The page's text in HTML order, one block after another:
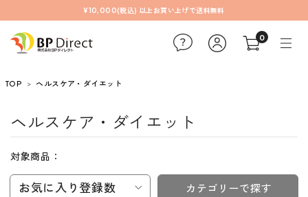
¥10,000(税込) 以上お買い上げで送料無料
0
TOP ヘルスケア・ダイエット
ヘルスケア・ダイエット
対象商品：
お気に入り登録数 カテゴリーで探す